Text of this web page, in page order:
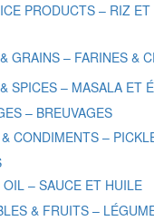
PRODUCTS – RIZ
GRAINS – FARINES &
SPICES – MASALA ET
– BREUVAGES
CONDIMENTS –
OIL – SAUCE ET HUILE
& FRUITS –